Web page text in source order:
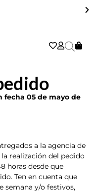
fecha 05 de mayo de
a la agencia de
realización del pedido
horas desde que
Ten en cuenta que
semana y/o festivos,